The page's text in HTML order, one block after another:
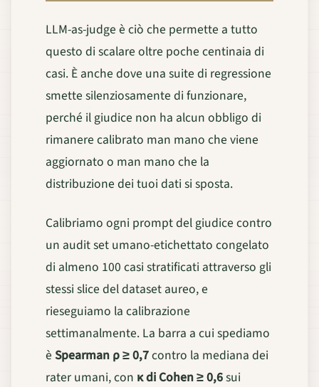
LLM-as-judge è ciò che permette a tutto
questo di scalare oltre poche centinaia di
casi. È anche dove una suite di regressione
smette silenziosamente di funzionare,
perché il giudice non ha alcun obbligo di
rimanere calibrato man mano che viene
aggiornato o man mano che la
distribuzione dei tuoi dati si sposta.
Calibriamo ogni prompt del giudice contro
un audit set umano-etichettato congelato
di almeno 100 casi stratificati attraverso gli
stessi slice del dataset aureo, e
rieseguiamo la calibrazione
settimanalmente. La barra a cui spediamo
è Spearman ρ ≥ 0,7contro la mediana dei
rater umani, con κ di Cohen ≥ 0,6sui